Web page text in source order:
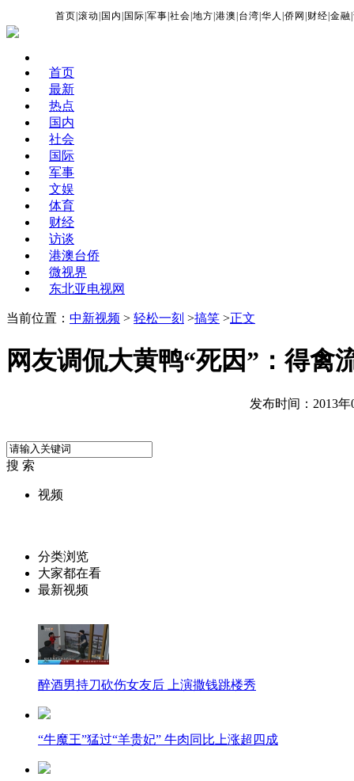
首页 |滚动 国内 国际 |军事 |社会 |地方 |港澳 台湾 |华人 |侨网 财经 |金融 |
首页
最新
热点
国内
社会
国际
军事
文娱
体育
财经
访谈
港澳台侨
微视界
东北亚电视网
当前位置： 中新视频 > 轻松一刻 >搞笑 >正文
网友调侃大黄鸭“死因”：得禽
发布时间：2013年
搜 索
视频
分类浏览
大家都在看
最新视频
醉酒男持刀砍伤女友后 上演撒钱跳楼秀
“牛魔王”猛过“羊贵妃” 牛肉同比上涨超四成